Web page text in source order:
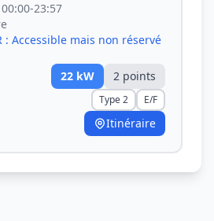
23:57
: Accessible mais non réservé
22 kW 2 points
Type 2 E/F
Itinéraire